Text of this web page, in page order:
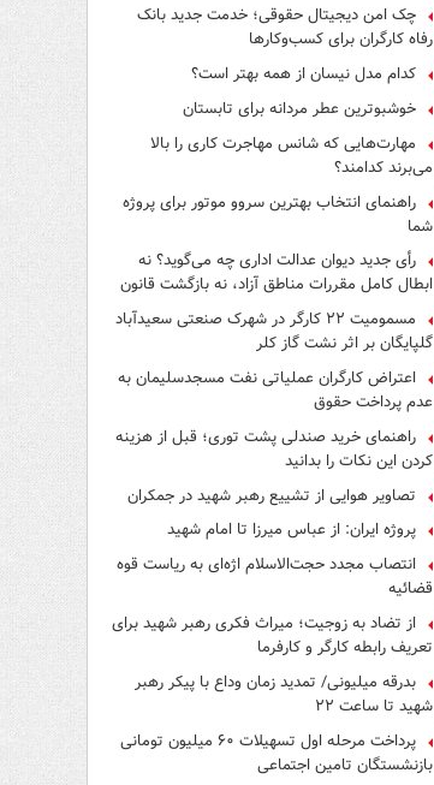
چک امن دیجیتال حقوقی؛ خدمت جدید بانک
رفاه کارگران برای کسب‌وکارها
کدام مدل نیسان از همه بهتر است؟
خوشبوترین عطر مردانه برای تابستان
مهارت‌هایی که شانس مهاجرت کاری را بالا
می‌برند کدامند؟
راهنمای انتخاب بهترین سروو موتور برای پروژه
شما
رأی جدید دیوان عدالت اداری چه می‌گوید؟ نه
ابطال کامل مقررات مناطق آزاد، نه بازگشت قانون
مسمومیت ۲۲ کارگر در شهرک صنعتی سعیدآباد
گلپایگان بر اثر نشت گاز کلر
اعتراض کارگران عملیاتی نفت مسجدسلیمان به
عدم پرداخت حقوق
راهنمای خرید صندلی پشت توری؛ قبل از هزینه
کردن این نکات را بدانید
تصاویر هوایی از تشییع رهبر شهید در جمکران
پروژه ایران: از عباس میرزا تا امام شهید
انتصاب مجدد حجت‌الاسلام اژه‌ای به ریاست قوه‌
قضائیه
از تضاد به زوجیت؛ میراث فکری رهبر شهید برای
تعریف رابطه کارگر و کارفرما
بدرقه میلیونی/ تمدید زمان وداع با پیکر رهبر
شهید تا ساعت ۲۲
پرداخت مرحله اول تسهیلات ۶۰ میلیون تومانی
بازنشستگان تامین اجتماعی